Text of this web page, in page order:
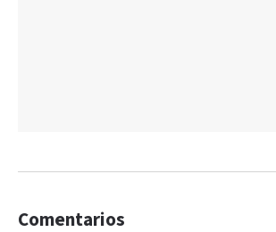
Comentarios